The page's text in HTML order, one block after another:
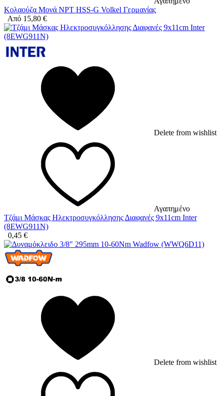
Κολαούζα Μονά NPT HSS-G Volkel Γερμανίας
Από 15,80 €
Delete from wishlist
Αγαπημένο
Τζάμι Μάσκας Ηλεκτροσυγκόλλησης Διαφανές 9x11cm Inter
(8EWG911N)
0,45 €
Delete from wishlist